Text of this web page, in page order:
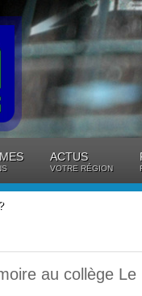
ACTUS
VOTRE RÉGION
au collège